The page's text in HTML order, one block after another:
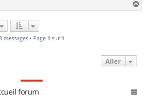
a
messages • Page 1 sur 1
Aller
forum